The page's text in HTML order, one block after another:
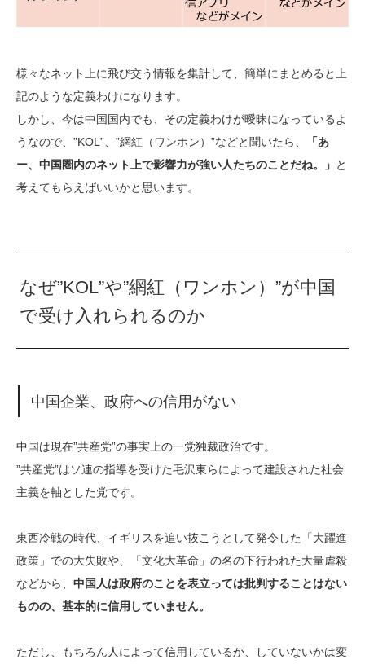
様々なネット上に飛び交う情報を集計して、簡単にまとめると上
記のような定義わけになります。
しかし、今は中国国内でも、その定義わけが曖昧になっているよ
うなので、”KOL”、”網紅（ワンホン）”などと聞いたら、
「あ
ー、中国圏内のネット上で影響力が強い人たちのことだね。」 と
考えてもらえばいいかと思います。
なぜ”KOL”や”網紅（ワンホン）”が中国
で受け入れられるのか
中国企業、政府への信用がない
中国は現在”共産党”の事実上の一党独裁政治です。
”共産党”はソ連の指導を受けた毛沢東らによって建設された社会
主義を軸とした党です。
東西冷戦の時代、イギリスを追い抜こうとして発令した「大躍進
政策」での大失敗や、「文化大革命」の名の下行われた大量虐殺
などから、 中国人は政府のことを表立っては批判することはない
ものの、基本的に信用していません。
ただし、もちろん人によって信用しているか、していないかは変